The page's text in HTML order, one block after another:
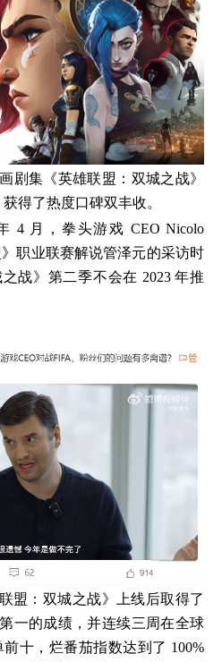
剧集《英雄联盟：双城之战》
得了热度口碑双丰收。
4 月，拳头游戏 CEO Nicolo
职业联赛解说管泽元的采访时
战》第二季不会在 2023 年推
盟：双城之战》上线后取得了
一的成绩，并连续三周在全球
十，烂番茄指数达到了 100%